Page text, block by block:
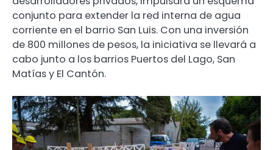
conjunto para extender la red interna de agua
corriente en el barrio San Luis. Con una inversión
de 800 millones de pesos, la iniciativa se llevará a
cabo junto a los barrios Puertos del Lago, San
Matías y El Cantón.